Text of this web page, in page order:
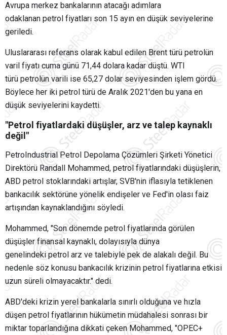
Avrupa merkez bankalarının atacağı adımlara
odaklanan petrol fiyatları son 15 ayın en düşük seviyelerine
geriledi.
Uluslararası referans olarak kabul edilen Brent türü petrolün
varil fiyatı cuma günü 71,44 dolara kadar düştü. WTI
türü petrolün varili ise 65,27 dolar seviyesinden işlem gördü.
Böylece her iki petrol türü de Aralık 2021'den bu yana en
düşük seviyelerini kaydetti.
"Petrol fiyatlardaki düşüşler, arz ve talep kaynaklı
değil"
PetroIndustrial Petrol Depolama Çözümleri Şirketi Yönetici
Direktörü Randall Mohammed, petrol fiyatlarındaki düşüşlerin,
ABD petrol stoklarındaki artışlar, SVB'nin iflasıyla tetiklenen
bankacılık sektörüne yönelik endişeler ve Fed'in olası faiz
artışından kaynaklandığını söyledi.
Mohammed, "Son dönemde petrol fiyatlarında görülen
düşüşler finansal kaynaklı, dolayısıyla dünya
genelindeki petrol arz ve talebiyle pek de alakalı değil. Bu
nedenle söz konusu bankacılık krizinin petrol fiyatlarına etkisi
uzun süreli olmayacaktır." dedi.
ABD'deki krizin yerel bankalarla sınırlı olduğuna ve hızla
düşen petrol fiyatlarının hükümetin müdahalesi sonrası bir
miktar toparlandığına dikkati çeken Mohammed, "OPEC+